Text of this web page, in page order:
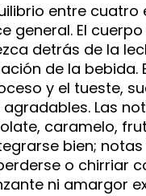
entre cuatro
general. El
detrás de la
de la bebida.
y el tueste,
Las
caramelo,
bien;
o chirriar
ni amargor